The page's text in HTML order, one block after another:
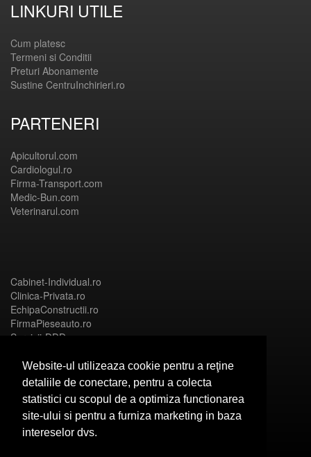
Website-ul utilizeaza cookie pentru a reţine
detaliile de conectare, pentru a colecta
statistici cu scopul de a optimiza functionarea
site-ului si pentru a furniza marketing in baza
intereselor dvs.
LINKURI UTILE
Cum platesc
Termeni si Conditii
Preturi Abonamente
Sustine CentruInchirieri.ro
PARTENERI
Apicultorul.com
Cardiologul.ro
Firma-Transport.com
Medic-Bun.com
Veterinarul.com
Cabinet-Individual.ro
Clinica-Privata.ro
EchipaConstructii.ro
FirmaPieseauto.ro
Servicii-DDD.com
Birouri-Cadastru.ro
CramaVinuri.ro
FirmaTractariAuto.ro